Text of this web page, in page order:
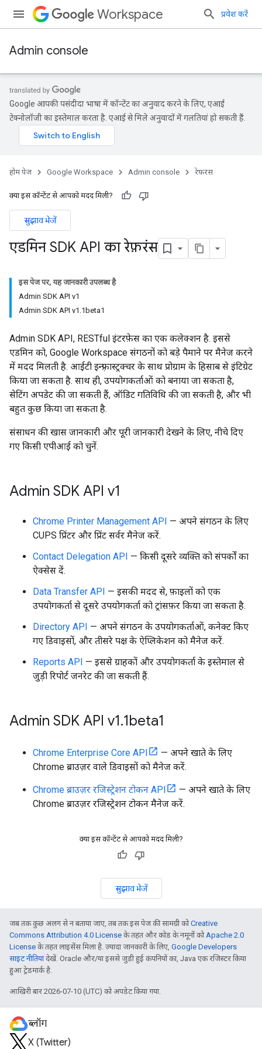
Workspace प्रवेश करें
Admin console
Google आपकी पसंदीदा भाषा में कॉन्टेंट का अनुवाद करने के लिए, एआई
टेक्नोलॉजी का इस्तेमाल करता है. एआई से मिले अनुवादों में गलतियां हो सकती हैं.
होम पेज Google Workspace Admin console रेफ़रंस
क्या इस कॉन्टेंट से आपको मदद मिली?
सुझाव भेजें
एडमिन SDK API का रेफ़रंस
इस पेज पर, यह जानकारी उपलब्ध है
Admin SDK API v1
Admin SDK API v1.1beta1
Admin SDK API, RESTful इंटरफ़ेस का एक कलेक्शन है. इससे
एडमिन को, Google Workspace संगठनों को बड़े पैमाने पर मैनेज करने
में मदद मिलती है. आईटी इन्फ़्रास्ट्रक्चर के साथ प्रोग्राम के हिसाब से इंटिग्रेट
किया जा सकता है. साथ ही, उपयोगकर्ताओं को बनाया जा सकता है,
सेटिंग अपडेट की जा सकती हैं, ऑडिट गतिविधि की जा सकती है, और भी
बहुत कुछ किया जा सकता है.
संसाधन की खास जानकारी और पूरी जानकारी देखने के लिए, नीचे दिए
गए किसी एपीआई को चुनें.
Admin SDK API v1
Chrome Printer Management API — अपने संगठन के लिए
CUPS प्रिंटर और प्रिंट सर्वर मैनेज करें.
Contact Delegation API — किसी दूसरे व्यक्ति को संपर्कों का
ऐक्सेस दें.
Data Transfer API — इसकी मदद से, फ़ाइलों को एक
उपयोगकर्ता से दूसरे उपयोगकर्ता को ट्रांसफ़र किया जा सकता है.
Directory API — अपने संगठन के उपयोगकर्ताओं, कनेक्ट किए
गए डिवाइसों, और तीसरे पक्ष के ऐप्लिकेशन को मैनेज करें.
Reports API — इससे ग्राहकों और उपयोगकर्ता के इस्तेमाल से
जुड़ी रिपोर्ट जनरेट की जा सकती हैं.
Admin SDK API v1.1beta1
Chrome Enterprise Core API
— अपने खाते के लिए
Chrome ब्राउज़र वाले डिवाइसों को मैनेज करें.
Chrome ब्राउज़र रजिस्ट्रेशन टोकन API
— अपने खाते के लिए
Chrome ब्राउज़र रजिस्ट्रेशन टोकन मैनेज करें.
क्या इस कॉन्टेंट से आपको मदद मिली?
सुझाव भेजें
जब तक कुछ अलग से न बताया जाए, तब तक इस पेज की सामग्री कोCreative
Commons Attribution 4.0 License के तहत और कोड के नमूनों कोApache 2.0
License के तहत लाइसेंस मिला है. ज़्यादा जानकारी के लिए, Google Developers
साइट नीतियांदेखें. Oracle और/या इससे जुड़ी हुई कंपनियों का, Java एक रजिस्टर किया
हुआ ट्रेडमार्क है.
आखिरी बार 2026-07-10 (UTC) को अपडेट किया गया.
ब्लॉग
X (Twitter)